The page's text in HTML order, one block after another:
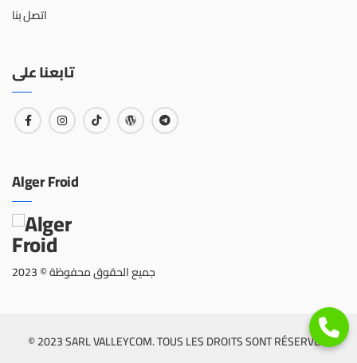
اتصل بنا
تابعنا على
Alger Froid
جميع الحقوق محفوظة © 2023
© 2023 SARL VALLEYCOM. TOUS LES DROITS SONT RÉSERVÉS.